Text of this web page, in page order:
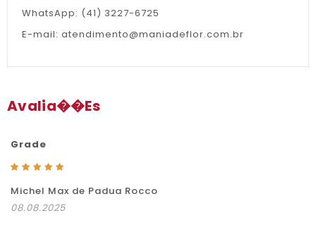
WhatsApp: (41) 3227-6725
E-mail: atendimento@maniadeflor.com.br
Avalia��es
Grade
Michel Max de Padua Rocco
08.08.2025